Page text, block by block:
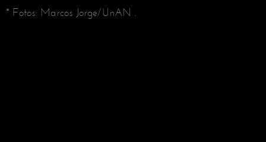
* Fotos: Marcos Jorge/ UnAN .